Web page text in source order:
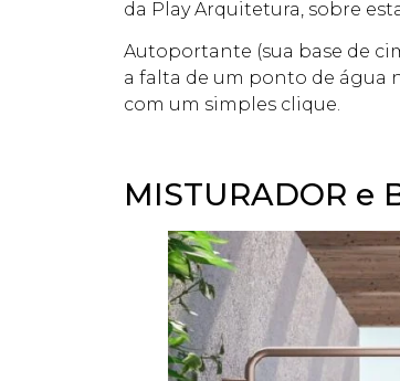
da Play Arquitetura, sobre
Autoportante (sua base de
a falta de um ponto de água
com um simples clique.
MISTURADOR e